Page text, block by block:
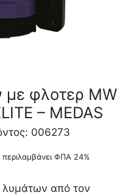
με φλοτερ MW
– MEDAS
006273
ΦΠΑ 24%
λυμάτων από τον